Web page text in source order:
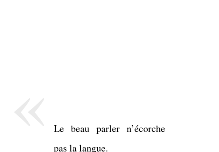
Le beau parler n’écorche
pas la langue.